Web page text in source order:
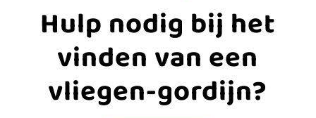
Hulp nodig bij het
vinden van een
vliegen-gordijn?